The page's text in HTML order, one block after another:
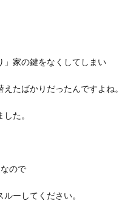
」家の鍵をなくしてしまい
えたばかりだったんですよね。
た。
ので
ーしてください。